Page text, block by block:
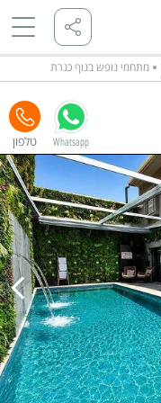
מתחמי נופש בנוף כנרת
Whatsapp